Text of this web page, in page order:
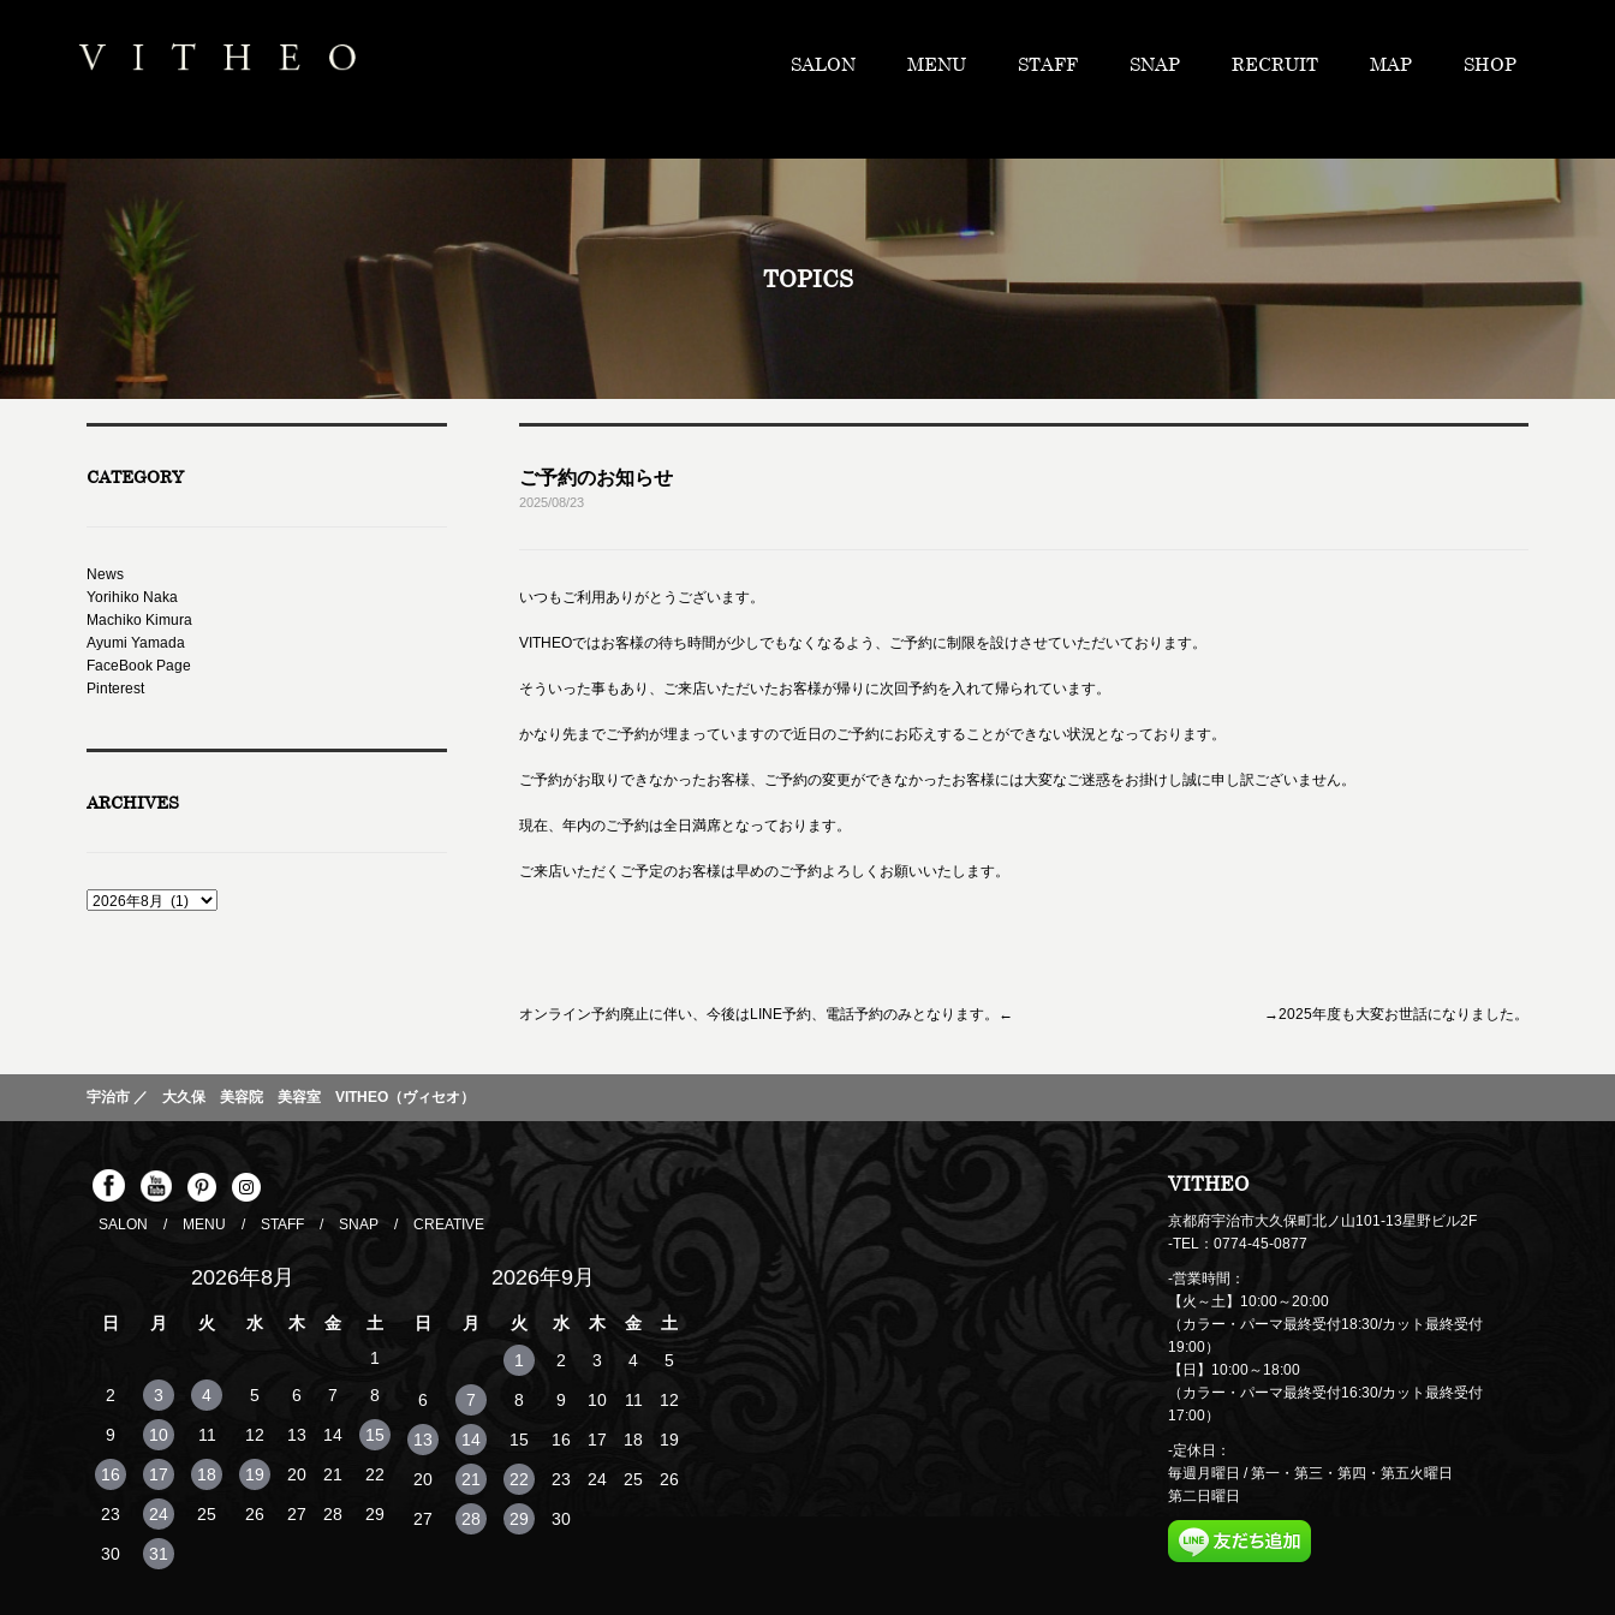
SALON MENU STAFF SNAP RECRUIT MAP SHOP
TOPICS
ご予約のお知らせ
2025/08/23
いつもご利用ありがとうございます。
VITHEOではお客様の待ち時間が少しでもなくなるよう、ご予約に制限を設けさせていただいております。
そういった事もあり、ご来店いただいたお客様が帰りに次回予約を入れて帰られています。
かなり先までご予約が埋まっていますので近日のご予約にお応えすることができない状況となっております。
ご予約がお取りできなかったお客様、ご予約の変更ができなかったお客様には大変なご迷惑をお掛けし誠に申し訳ございません。
現在、年内のご予約は全日満席となっております。
ご来店いただくご予定のお客様は早めのご予約よろしくお願いいたします。
オンライン予約廃止に伴い、今後はLINE予約、電話予約のみとなります。← →2025年度も大変お世話になりました。
CATEGORY
News
Yorihiko Naka
Machiko Kimura
Ayumi Yamada
FaceBook Page
Pinterest
ARCHIVES
宇治市 ／ 大久保 美容院 美容室 VITHEO（ヴィセオ）
SALON / MENU / STAFF / SNAP / CREATIVE
2026年8月
日 月 火 水 木 金
土
1
2
3 4 5 6 7 8
9 10 11 12 13 14 15
16 17 18 19 20 21 22
23 24 25 26 27 28 29
30 31
2026年9月
日 月 火 水 木 金
土
1
2 3 4 5
6 7 8 9 10 11 12
13 14 15 16 17 18 19
20 21 22 23 24 25 26
27 28 29 30
VITHEO
京都府宇治市大久保町北ノ山101-13星野ビル2F
-TEL：0774-45-0877
-営業時間：
【火～土】10:00～20:00
（カラー・パーマ最終受付18:30/カット最終受付
19:00）
【日】10:00～18:00
（カラー・パーマ最終受付16:30/カット最終受付
17:00）
-定休日：
毎週月曜日 / 第一・第三・第四・第五火曜日
第二日曜日